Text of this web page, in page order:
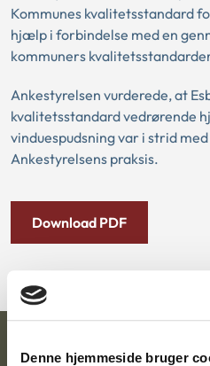
Denne hjemmeside bruger
Kommunes kvalitetsstandard
hjælp i forbindelse med en
kommuners
Ankestyrelsen vurderede, at
kvalitetsstandard vedrørende
vinduespudsning var i strid
Ankestyrelsens praksis.
Download PDF
Ankestyrelsen